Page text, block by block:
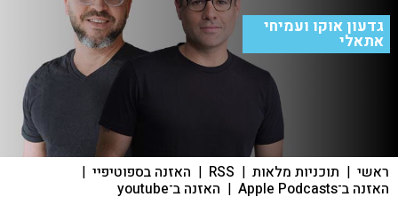
גדעון אוקו ועמיחי
אתאלי
ראשי | תוכניות מלאות |
RSS
| האזנה בספוטיפיי |
האזנה ב־Apple Podcasts | האזנה ב־youtube